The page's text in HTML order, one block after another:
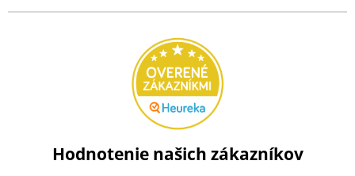
Hodnotenie našich zákazníkov